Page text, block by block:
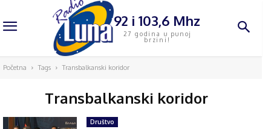
92 i 103,6 Mhz
27 godina u punoj
brzini!
Početna Tags Transbalkanski koridor
Transbalkanski koridor
Društvo